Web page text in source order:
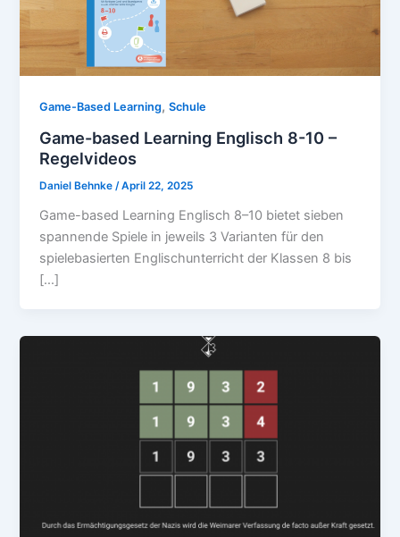
Game-Based Learning,Schule
Game-based Learning Englisch 8-10 –
Regelvideos
Daniel Behnke /April 22, 2025
Game-based Learning Englisch 8–10 bietet sieben
spannende Spiele in jeweils 3 Varianten für den
spielebasierten Englischunterricht der Klassen 8 bis
[…]